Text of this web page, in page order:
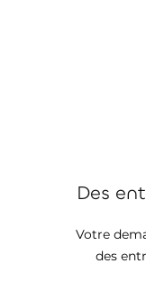
Des
Votre
des